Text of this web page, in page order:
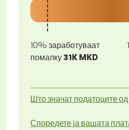
10% заработуваат
помалку 31K MKD
Што значат податоците
Споредете ја вашата